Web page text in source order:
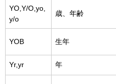
YO,Y/O,yo,
y/o
歳、年齢
YOB 生年
Yr,yr 年